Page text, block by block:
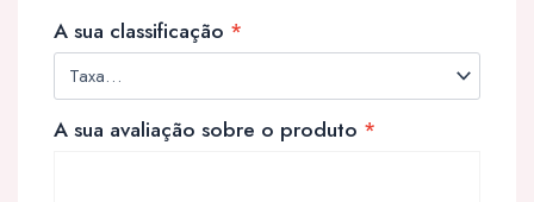
A sua classificação *
A sua avaliação sobre o produto *